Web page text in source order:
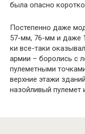
была опасно
Постепенно даже
57-мм, 76-мм и даже
ки все-таки
армии – боролись с
пулеметными
верхние этажи
назойливый пулемет